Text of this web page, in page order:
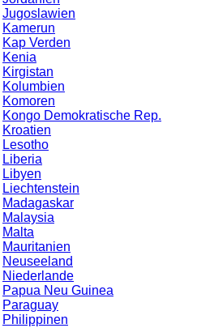
Jugoslawien
Kamerun
Kap Verden
Kenia
Kirgistan
Kolumbien
Komoren
Kongo Demokratische Rep.
Kroatien
Lesotho
Liberia
Libyen
Liechtenstein
Madagaskar
Malaysia
Malta
Mauritanien
Neuseeland
Niederlande
Papua Neu Guinea
Paraguay
Philippinen